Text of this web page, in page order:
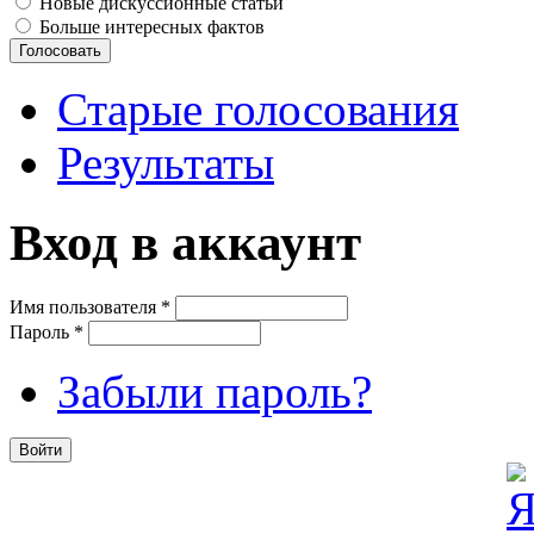
Больше интересных фактов
Старые голосования
Результаты
Вход в аккаунт
Имя пользователя *
Пароль *
Забыли пароль?